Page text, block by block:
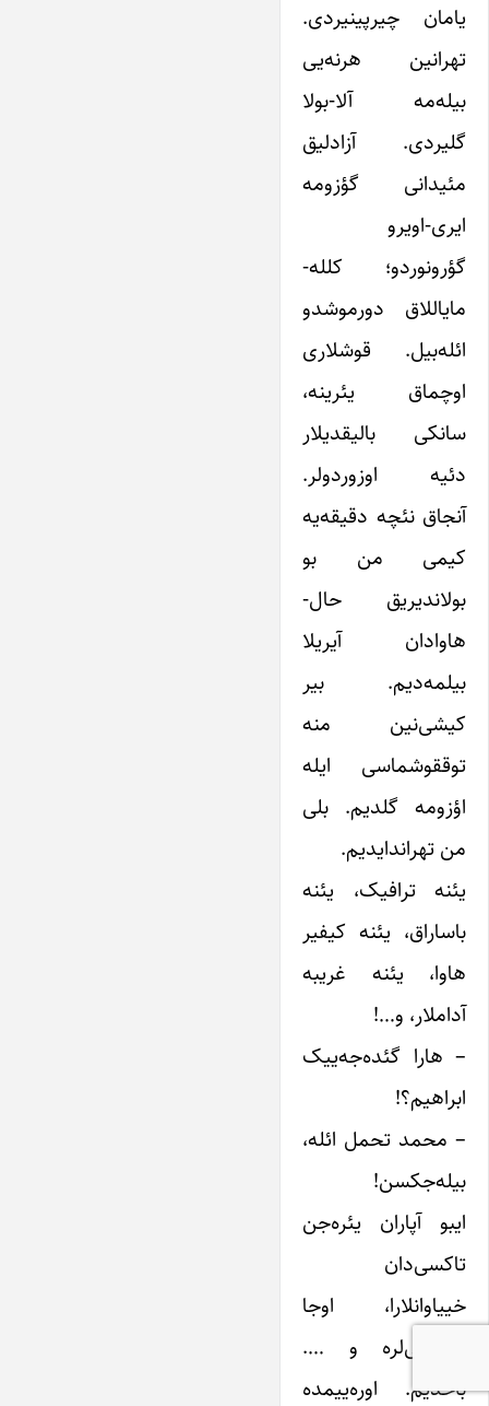
یامان چیرپینیردی.
تهرانین هر‌نه‌یی
بیله‌مه آلا-بولا
گلیردی. آزادلیق
مئیدانی گؤزومه
ایری-اویرو
گؤرونوردو؛ کلله‌-
مایاللاق دورموشدو
ائله‌بیل. قوشلاری
اوچماق یئرینه،
سانکی بالیقدیلار
دئیه اوزوردولر.
آنجاق نئچه دقیقه‌یه
کیمی من بو
بولاندیریق حال-
هاوادان آیریلا
بیلمه‌دیم. بیر
کیشی‌نین منه
توققوشماسی ایله
اؤزومه گلدیم. بلی
من تهراندایدیم.
یئنه ترافیک، یئنه
باساراق، یئنه کیفیر
هاوا، یئنه غریبه
آداملار، و…!
– هارا گئده‌جه‌ییک
ابراهیم؟!
– محمد تحمل ائله،
بیله‌جکسن!
ایبو آپاران یئره‌جن
تاکسی‌دان
خییاوانلارا، اوجا
تیکینتی‌لره و ….
باخدیم. اوره‌ییمده